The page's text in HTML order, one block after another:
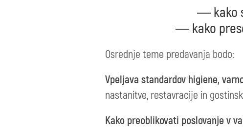
― kako
― kako
Osrednje teme predavanja bodo:
Vpeljava standardov higiene,
nastanitve, restavracije in
Kako preoblikovati poslovanje v